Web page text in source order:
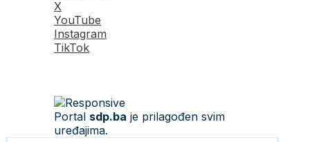
X
YouTube
Instagram
TikTok
Portal sdp.ba je prilagođen svim
uređajima.